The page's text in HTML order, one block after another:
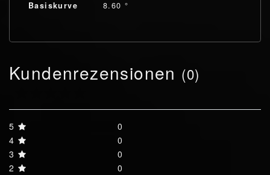
Basiskurve 8.60 °
Kundenrezensionen (0)
5
0
4
0
3
0
2
0